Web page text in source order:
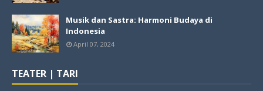
Musik dan Sastra: Harmoni Budaya di
Indonesia
April 07, 2024
TEATER | TARI